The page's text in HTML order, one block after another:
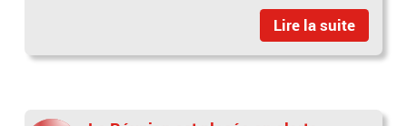
Lire la suite